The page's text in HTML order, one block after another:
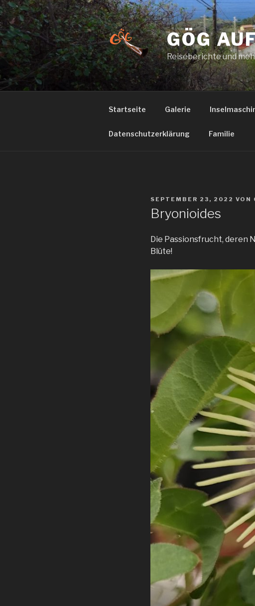
Zum
Inhalt
springen
GÖG
Reiseberichte und
Startseite Galerie
Datenschutzerklärung Familie
VERÖFFENTLICHT
SEPTEMBER 23, 2022 VON
Bryonioides
Die Passionsfrucht,
Blüte!